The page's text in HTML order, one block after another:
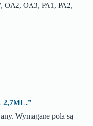
OA2, OA3, PA1, PA2,
2,7ML.”
Wymagane pola są